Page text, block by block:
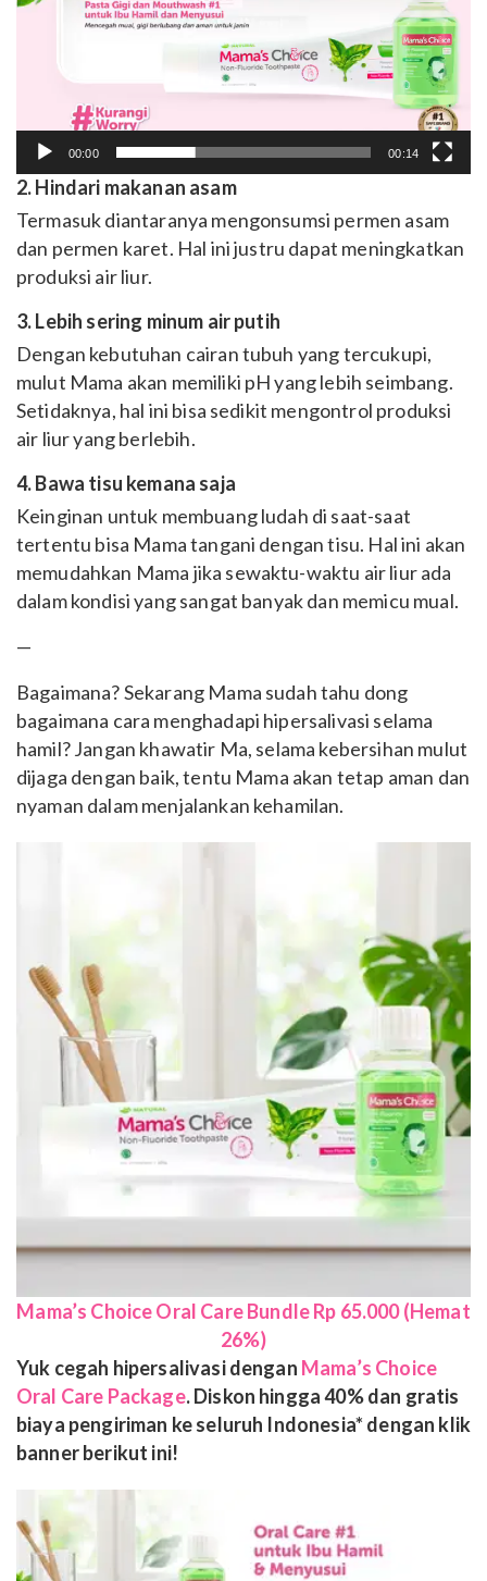
00:00 00:14
2. Hindari makanan asam
Termasuk diantaranya mengonsumsi permen asam
dan permen karet. Hal ini justru dapat meningkatkan
produksi air liur.
3. Lebih sering minum air putih
Dengan kebutuhan cairan tubuh yang tercukupi,
mulut Mama akan memiliki pH yang lebih seimbang.
Setidaknya, hal ini bisa sedikit mengontrol produksi
air liur yang berlebih.
4. Bawa tisu kemana saja
Keinginan untuk membuang ludah di saat-saat
tertentu bisa Mama tangani dengan tisu. Hal ini akan
memudahkan Mama jika sewaktu-waktu air liur ada
dalam kondisi yang sangat banyak dan memicu mual.
—
Bagaimana? Sekarang Mama sudah tahu dong
bagaimana cara menghadapi hipersalivasi selama
hamil? Jangan khawatir Ma, selama kebersihan mulut
dijaga dengan baik, tentu Mama akan tetap aman dan
nyaman dalam menjalankan kehamilan.
Mama’s Choice Oral Care Bundle Rp 65.000 (Hemat
26%)
Yuk cegah hipersalivasi dengan Mama’s Choice
Oral Care Package. Diskon hingga 40% dan gratis
biaya pengiriman ke seluruh Indonesia* dengan klik
banner berikut ini!